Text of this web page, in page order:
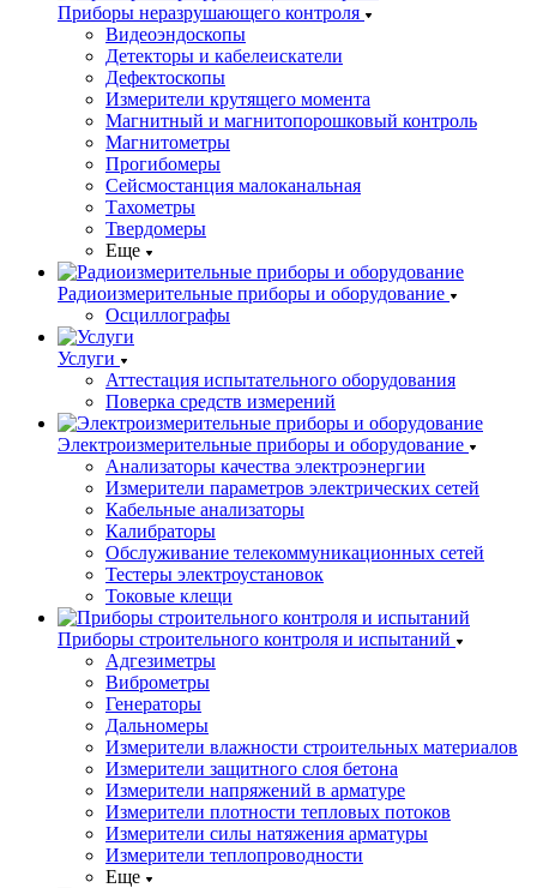
Приборы неразрушающего контроля
Видеоэндоскопы
Детекторы и кабелеискатели
Дефектоскопы
Измерители крутящего момента
Магнитный и магнитопорошковый контроль
Магнитометры
Прогибомеры
Сейсмостанция малоканальная
Тахометры
Твердомеры
Еще
Радиоизмерительные приборы и оборудование
Осциллографы
Услуги
Аттестация испытательного оборудования
Поверка средств измерений
Электроизмерительные приборы и оборудование
Анализаторы качества электроэнергии
Измерители параметров электрических сетей
Кабельные анализаторы
Калибраторы
Обслуживание телекоммуникационных сетей
Тестеры электроустановок
Токовые клещи
Приборы строительного контроля и испытаний
Адгезиметры
Виброметры
Генераторы
Дальномеры
Измерители влажности строительных материалов
Измерители защитного слоя бетона
Измерители напряжений в арматуре
Измерители плотности тепловых потоков
Измерители силы натяжения арматуры
Измерители теплопроводности
Еще